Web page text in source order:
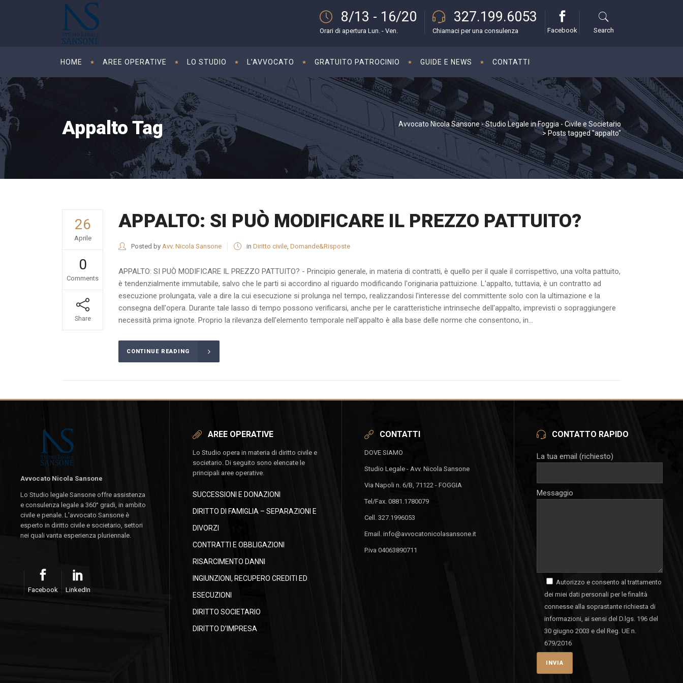
8/13 - 16/20
Orari di apertura Lun. - Ven.
327.199.6053
Chiamaci per una consulenza Facebook Search
HOME AREE OPERATIVE LO STUDIO L’AVVOCATO GRATUITO PATROCINIO GUIDE E NEWS CONTATTI
Appalto Tag
Avvocato Nicola Sansone - Studio Legale in Foggia - Civile e Societario
> Posts tagged "appalto"
26
Aprile
0
Comments
Share
APPALTO: SI PUÒ MODIFICARE IL PREZZO PATTUITO?
Posted by Avv. Nicola Sansone in Diritto civile, Domande&Risposte
APPALTO: SI PUÒ MODIFICARE IL PREZZO PATTUITO? - Principio generale, in materia di contratti, è quello per il quale il corrispettivo, una volta pattuito,
è tendenzialmente immutabile, salvo che le parti si accordino al riguardo modificando l'originaria pattuizione. L'appalto, tuttavia, è un contratto ad
esecuzione prolungata, vale a dire la cui esecuzione si prolunga nel tempo, realizzandosi l'interesse del committente solo con la ultimazione e la
consegna dell'opera. Durante tale lasso di tempo possono verificarsi, anche per le caratteristiche intrinseche dell'appalto, imprevisti o sopraggiungere
necessità prima ignote. Proprio la rilevanza dell'elemento temporale nell'appalto è alla base delle norme che consentono, in...
CONTINUE READING
Avvocato Nicola Sansone
Lo Studio legale Sansone offre assistenza
e consulenza legale a 360° gradi, in ambito
civile e penale. L'avvocato Sansone è
esperto in diritto civile e societario, settori
nei quali vanta esperienza pluriennale.
Facebook LinkedIn
AREE OPERATIVE
Lo Studio opera in materia di diritto civile e
societario. Di seguito sono elencate le
principali aree operative.
SUCCESSIONI E DONAZIONI
DIRITTO DI FAMIGLIA – SEPARAZIONI E
DIVORZI
CONTRATTI E OBBLIGAZIONI
RISARCIMENTO DANNI
INGIUNZIONI, RECUPERO CREDITI ED
ESECUZIONI
DIRITTO SOCIETARIO
DIRITTO D’IMPRESA
CONTATTI
DOVE SIAMO
Studio Legale - Avv. Nicola Sansone
Via Napoli n. 6/B, 71122 - FOGGIA
Tel/Fax. 0881.1780079
Cell. 327.1996053
Email. info@avvocatonicolasansone.it
P.iva 04063890711
CONTATTO RAPIDO
La tua email (richiesto)
Messaggio
Autorizzo e consento al trattamento
dei miei dati personali per le finalità
connesse alla soprastante richiesta di
informazioni, ai sensi del D.lgs. 196 del
30 giugno 2003 e del Reg. UE n.
679/2016